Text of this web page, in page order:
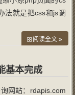
法就是把css和js调
，所以不能直接拷
（同时支持手动在
阅读全文 »
基本完成
网站：rdapis.com